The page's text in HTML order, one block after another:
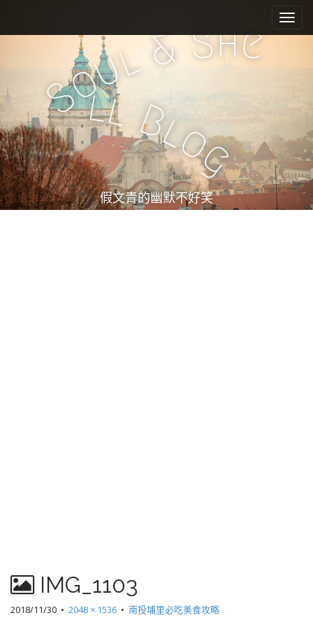
e
n
u
i
c
n
t
e
n
t
Soul&She
ll Bl
og
假文青的幽默不好笑
IMG_1103
2018/11/30 • 2048 × 1536 • 南投埔里必吃美食攻略